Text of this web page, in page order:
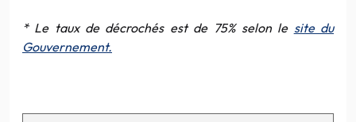
* Le taux de décrochés est de 75% selon le site du
Gouvernement.